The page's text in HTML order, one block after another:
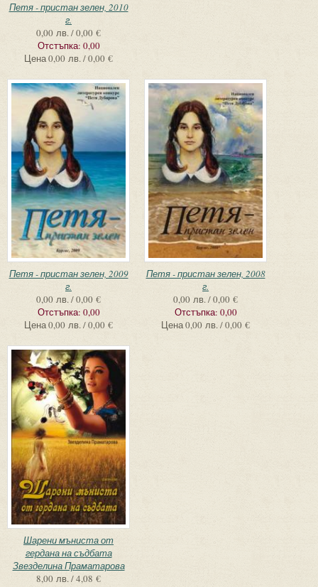
Петя - пристан зелен, 2010
г.
0,00 лв. / 0,00 €
Отстъпка: 0,00
Цена0,00 лв. / 0,00 €
Петя - пристан зелен, 2009
г.
0,00 лв. / 0,00 €
Отстъпка: 0,00
Цена0,00 лв. / 0,00 €
Петя - пристан зелен, 2008
г.
0,00 лв. / 0,00 €
Отстъпка: 0,00
Цена0,00 лв. / 0,00 €
Шарени мъниста от
гердана на съдбата
Звезделина Праматарова
8,00 лв. / 4,08 €